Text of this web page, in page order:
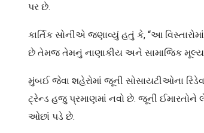
પર છે.
કાર્તિક સોનીએ જણાવ્યું હતું કે, “આ
છે તેમજ તેમનું નાણાકીય અને સામાજિક મૂલ્ય
મુંબઈ જેવા શહેરોમાં જૂની સોસાયટીઓના
ટ્રેન્ડ હજુ પ્રમાણમાં નવો છે. જૂની ઈમારતોને
ઓછાં પડે છે.